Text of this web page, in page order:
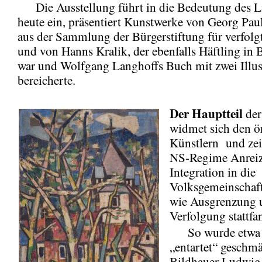
Die Ausstellung führt in die Bedeutung des
heute ein, präsentiert Kunstwerke von Georg
aus der Sammlung der Bürgerstiftung für
und von Hanns Kralik, der ebenfalls Häftling in
war und Wolfgang Langhoffs Buch mit zwei
bereicherte.
Der Hauptteil
widmet sich den
Künstlern und
NS-Regime
Integration in die
wie Ausgrenzung
Verfolgung
So wurde etwa
„entartet“